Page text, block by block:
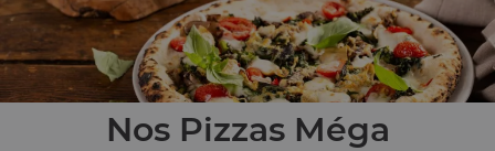
Nos Pizzas Méga